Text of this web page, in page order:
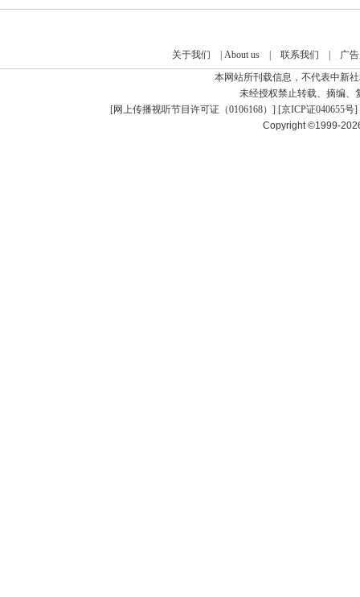
关于我们 About us| 联系我们
广
本网站所刊载信息，不代表中新
未经授权禁止转载、摘编、
[网上传播视听节目许可证（0106168） ] [京ICP证040655号]
Copyright ©1999-